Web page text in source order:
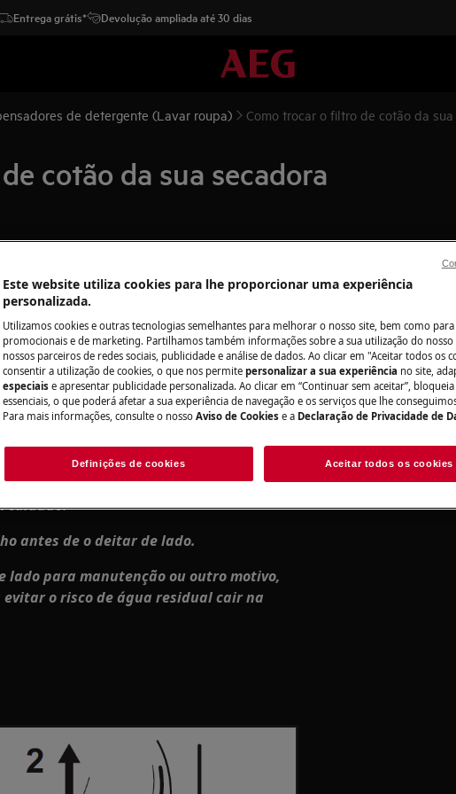
Entrega grátis* Devolução ampliada até 30 dias
Dispensadores de detergente (Lavar roupa) Como trocar o filtro de cotão da
cotão da sua secadora
aparelho requer habilidades e
realizado por engenheiros de serviço
interruptor ON/OFF.
retire o plugue da tomada para
podem causar ferimentos, por isso
cuidado.
antes de o deitar de lado.
lado para manutenção ou outro motivo,
o risco de água residual cair na
Peças e
Encontre as
seu
os diretamente
Para a loja
Este website utiliza cookies para lhe proporcionar uma experiência
personalizada.
Utilizamos cookies e outras tecnologias semelhantes para melhorar o nosso site, bem como
promocionais e de marketing. Partilhamos também informações sobre a sua utilização do nosso
nossos parceiros de redes sociais, publicidade e análise de dados. Ao clicar em "Aceitar todos os
consentir a utilização de cookies, o que nos permite personalizar a sua experiência no site,
especiais e apresentar publicidade personalizada. Ao clicar em “Continuar sem aceitar”,
essenciais, o que poderá afetar a sua experiência de navegação e os serviços que lhe
Para mais informações, consulte o nosso Aviso de Cookies e a Declaração de Privacidade de
Definições de cookies Aceitar todos os cookies